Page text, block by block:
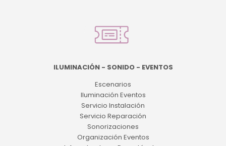
ILUMINACIÓN - SONIDO - EVENTOS
Escenarios
Iluminación Eventos
Servicio Instalación
Servicio Reparación
Sonorizaciones
Organización Eventos